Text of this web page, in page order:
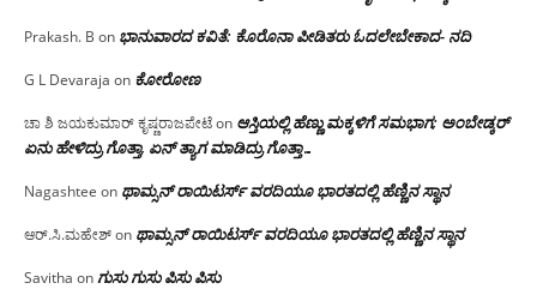
Prakash. B on ಭಾನುವಾರದ ಕವಿತೆ: ಕೊರೊನಾ ಪೀಡಿತರು ಓದಲೇಬೇಕಾದ- ನದಿ
G L Devaraja on ಕೋರೋಣ
ಚಾ ಶಿ ಜಯಕುಮಾರ್ ಕೃಷ್ಣರಾಜಪೇಟೆon ಆಸ್ತಿಯಲ್ಲಿ ಹೆಣ್ಣು ಮಕ್ಕಳಿಗೆ ಸಮಭಾಗ; ಅಂಬೇಡ್ಕರ್
ಏನು ಹೇಳಿದ್ರು ಗೊತ್ತಾ, ಏನ್ ತ್ಯಾಗ ಮಾಡಿದ್ರು ಗೊತ್ತಾ…
Nagashtee on ಥಾಮ್ಸನ್ ರಾಯಿಟರ್ಸ್ ವರದಿಯೂ ಭಾರತದಲ್ಲಿ ಹೆಣ್ಣಿನ ಸ್ಥಾನ‌
ಆರ್.ಸಿ.ಮಹೇಶ್on ಥಾಮ್ಸನ್ ರಾಯಿಟರ್ಸ್ ವರದಿಯೂ ಭಾರತದಲ್ಲಿ ಹೆಣ್ಣಿನ ಸ್ಥಾನ‌
Savitha onಗುಸು ಗುಸು ಪಿಸು ಪಿಸು